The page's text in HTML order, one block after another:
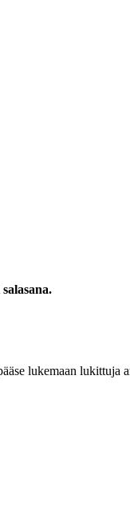
lukemaan lukittuja